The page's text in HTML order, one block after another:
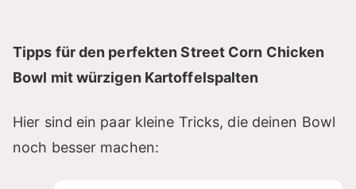
Tipps für den perfekten Street Corn Chicken
Bowl mit würzigen Kartoffelspalten
Hier sind ein paar kleine Tricks, die deinen Bowl
noch besser machen: